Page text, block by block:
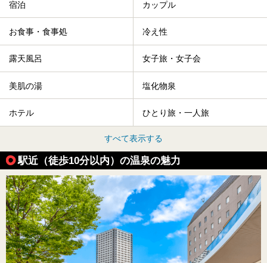
宿泊 カップル
お食事・食事処 冷え性
露天風呂 女子旅・女子会
美肌の湯 塩化物泉
ホテル ひとり旅・一人旅
すべて表示する
駅近（徒歩10分以内）の温泉の魅力